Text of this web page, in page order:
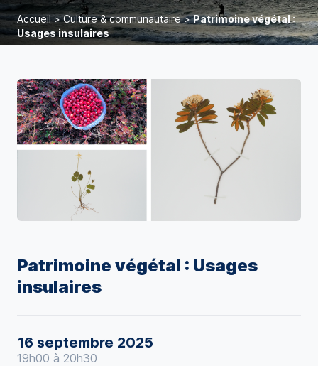
Accueil>Culture & communautaire>Patrimoine végétal :
Usages insulaires
Patrimoine végétal : Usages
insulaires
16 septembre 2025
19h00 à 20h30